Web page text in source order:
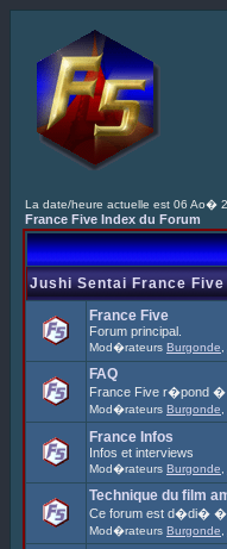
La date/heure actuelle est 06 Ao�
France Five Index du Forum
Jushi Sentai France Five
France Five
Forum principal.
Mod�rateurs Burgonde
FAQ
France Five r�pond �
Mod�rateurs Burgonde
France Infos
Infos et interviews
Mod�rateurs Burgonde
Technique du film
Ce forum est d�di� �
Mod�rateurs Burgonde